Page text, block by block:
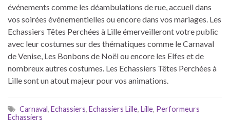
événements comme les déambulations de rue, accueil dans
vos soirées événementielles ou encore dans vos mariages. Les
Echassiers Têtes Perchées à Lille émerveilleront votre public
avec leur costumes sur des thématiques comme le Carnaval
de Venise, Les Bonbons de Noël ou encore les Elfes et de
nombreux autres costumes. Les Echassiers Têtes Perchées à
Lille sont un atout majeur pour vos animations.
Carnaval, Echassiers, Echassiers Lille, Lille, Performeurs
Echassiers